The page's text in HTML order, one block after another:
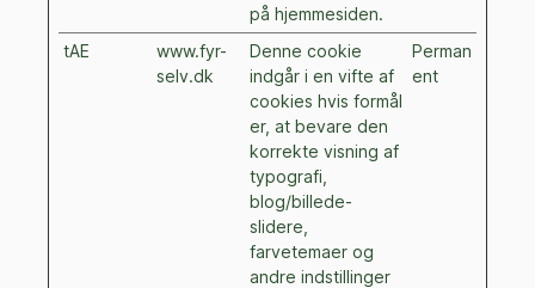
på hjemmesiden.
tAE
www.fyr-
selv.dk
Denne cookie
indgår i en vifte af
cookies hvis formål
er, at bevare den
korrekte visning af
typografi,
blog/billede-
slidere,
farvetemaer og
andre indstillinger
Perman
ent